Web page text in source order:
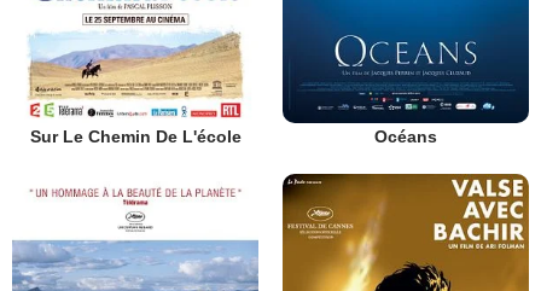
Sur Le Chemin De L'école Océans